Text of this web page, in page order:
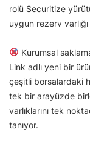
rolü Securitize
uygun rezerv
Kurumsal
Link adlı yeni bir
çeşitli borsalardaki
tek bir arayüzde
varlıklarını tek
tanıyor.